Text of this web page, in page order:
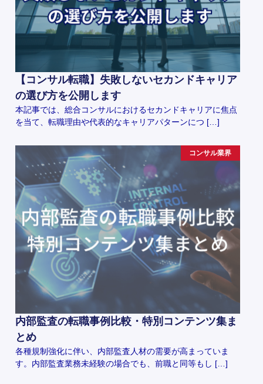
【コンサル転職】失敗しないセカンドキャリア
の選び方を公開します
本記事では、総合コンサルにおけるセカンドキャリアに焦点
を当て、転職理由や代表的なキャリアパターンにつ […]
コンサル業界
内部監査の転職事例比較・特別コンテンツ集ま
とめ
各種規制強化に伴い、内部監査人材の需要が高まっていま
す。内部監査業務未経験の場合でも、前職と同等もし […]